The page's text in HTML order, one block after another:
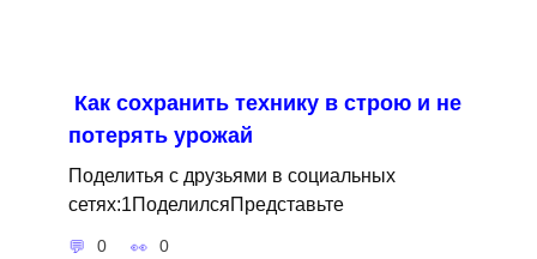
Как сохранить технику в строю и не
потерять урожай
Поделитья с друзьями в социальных
сетях:1ПоделилсяПредставьте
0 0